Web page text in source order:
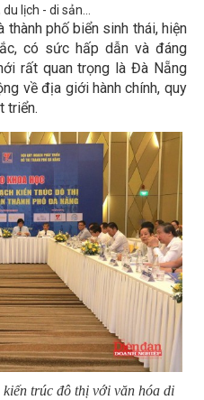
lịch - di sản...
phố biển sinh thái, hiện
có sức hấp dẫn và đáng
rất quan trọng là Đà Nẵng
về địa giới hành chính, quy
triển.
trúc đô thị với văn hóa di